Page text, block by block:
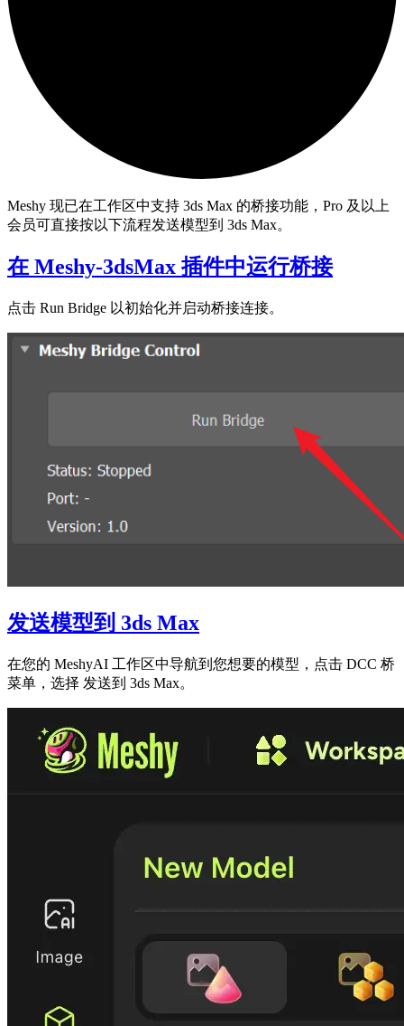
Meshy 现已在工作区中支持 3ds Max 的桥接功能，Pro 及以上
会员可直接按以下流程发送模型到 3ds Max。
在 Meshy-3dsMax 插件中运行桥接
点击 Run Bridge 以初始化并启动桥接连接。
发送模型到 3ds Max
在您的 MeshyAI 工作区中导航到您想要的模型，点击 DCC 桥
菜单，选择 发送到 3ds Max。